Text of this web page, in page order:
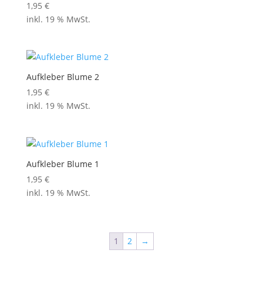
1,95 €
inkl. 19 % MwSt.
Aufkleber Blume 2
1,95 €
inkl. 19 % MwSt.
Aufkleber Blume 1
1,95 €
inkl. 19 % MwSt.
1 2 →